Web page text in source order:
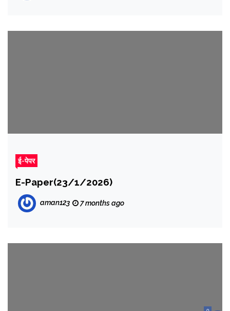
ई-पेपर
E-Paper(23/1/2026)
aman123 7 months ago